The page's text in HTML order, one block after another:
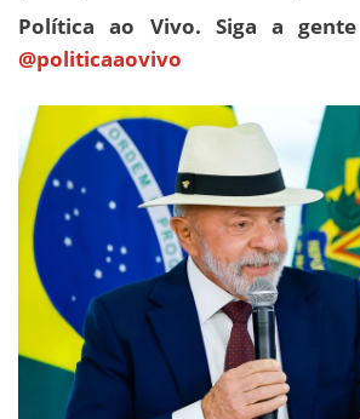
Política ao Vivo. Siga a
@politicaaovivo